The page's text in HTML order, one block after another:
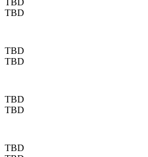
TBD
TBD
TBD
TBD
TBD
TBD
TBD